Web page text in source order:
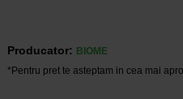
Producator:
BIOME
*Pentru pret te asteptam in cea mai